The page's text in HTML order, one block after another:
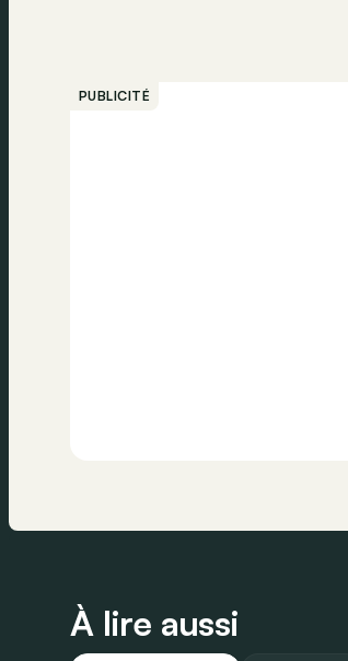
PUBLICITÉ
À lire aussi